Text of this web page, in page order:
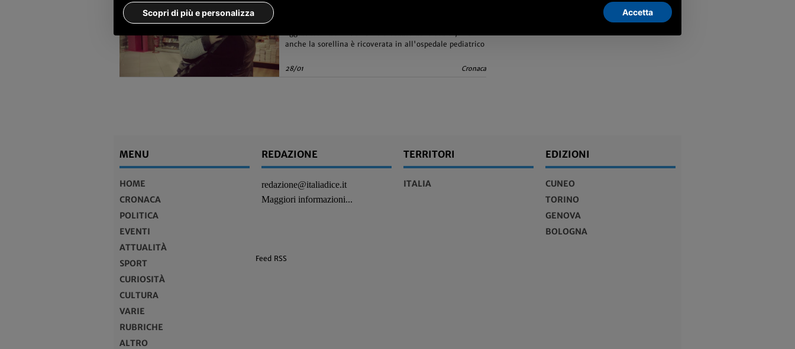
anche la sorellina è ricoverata in all'ospedale pediatrico
28/01 Cronaca
MENU
HOME
CRONACA
POLITICA
EVENTI
ATTUALITÀ
SPORT
CURIOSITÀ
CULTURA
VARIE
RUBRICHE
ALTRO
REDAZIONE
redazione@italiadice.it
Maggiori informazioni...
TERRITORI
ITALIA
EDIZIONI
CUNEO
TORINO
GENOVA
BOLOGNA
Feed RSS
Scopri di più e personalizza Accetta